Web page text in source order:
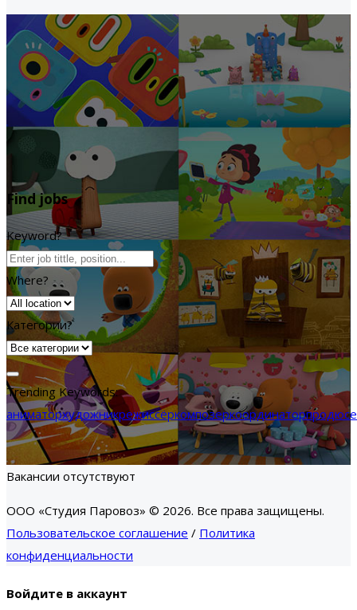
Find jobs
Keyword?
Where?
Категории?
Trending Keywords:
аниматорхудожникрежиссёркомпозеркоординатор
Вакансии отсутствуют
ООО «Студия Паровоз» © 2026. Все права защищены.
Пользовательское соглашение / Политика
конфиденциальности
Войдите в аккаунт